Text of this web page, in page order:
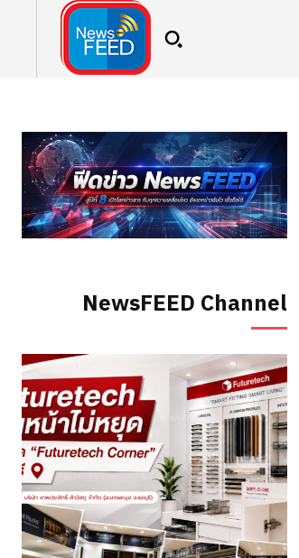
NewsFEED Channel